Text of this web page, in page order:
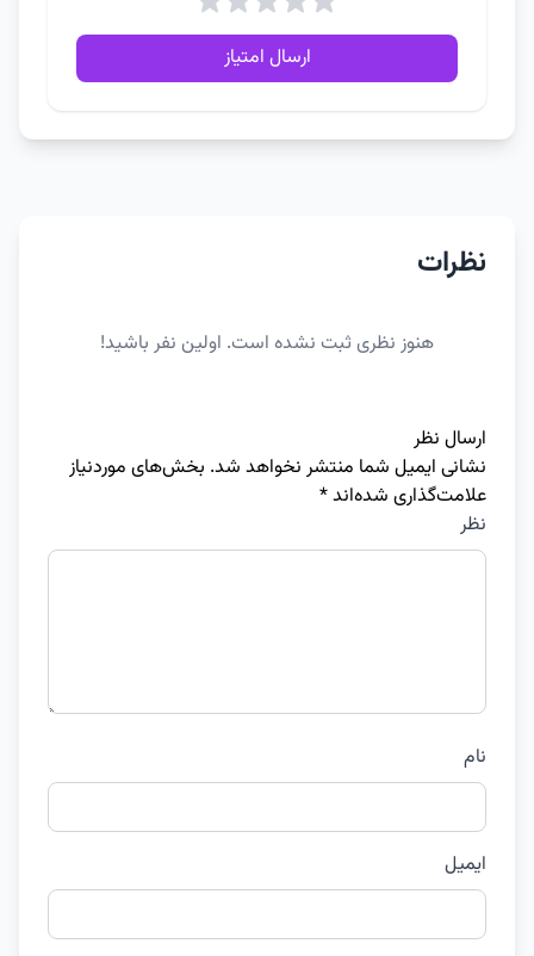
ارسال امتیاز
نظرات
هنوز نظری ثبت نشده است. اولین نفر باشید!
ارسال نظر
نشانی ایمیل شما منتشر نخواهد شد. بخش‌های موردنیاز
علامت‌گذاری شده‌اند*
نظر
نام
ایمیل